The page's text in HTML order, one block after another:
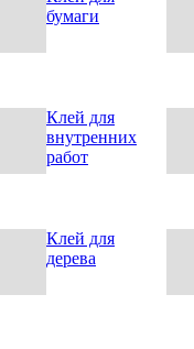
бумаги
Клей для
внутренних
работ
Клей для
дерева